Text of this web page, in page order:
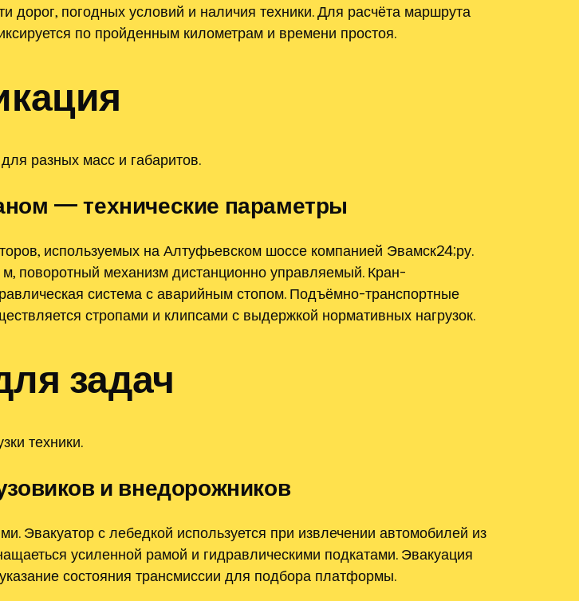
дорог, погодных условий и наличия техники. Для расчёта маршрута
по пройденным километрам и времени простоя.
разных масс и габаритов.
— технические параметры
используемых на Алтуфьевском шоссе компанией Эвамск24;ру.
поворотный механизм дистанционно управляемый. Кран-
система с аварийным стопом. Подъёмно-транспортные
стропами и клипсами с выдержкой нормативных нагрузок.
задач
техники.
и внедорожников
Эвакуатор с лебедкой используется при извлечении автомобилей из
усиленной рамой и гидравлическими подкатами. Эвакуация
состояния трансмиссии для подбора платформы.